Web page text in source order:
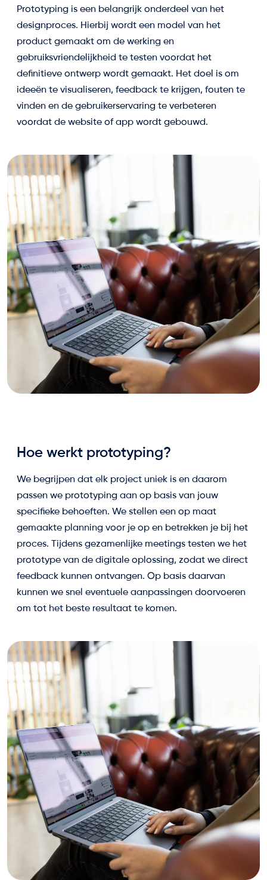
Prototyping is een belangrijk onderdeel van het
designproces. Hierbij wordt een model van het
product gemaakt om de werking en
gebruiksvriendelijkheid te testen voordat het
definitieve ontwerp wordt gemaakt. Het doel is om
ideeën te visualiseren, feedback te krijgen, fouten te
vinden en de gebruikerservaring te verbeteren
voordat de website of app wordt gebouwd.
Hoe werkt prototyping?
We begrijpen dat elk project uniek is en daarom
passen we prototyping aan op basis van jouw
specifieke behoeften. We stellen een op maat
gemaakte planning voor je op en betrekken je bij het
proces. Tijdens gezamenlijke meetings testen we het
prototype van de digitale oplossing, zodat we direct
feedback kunnen ontvangen. Op basis daarvan
kunnen we snel eventuele aanpassingen doorvoeren
om tot het beste resultaat te komen.